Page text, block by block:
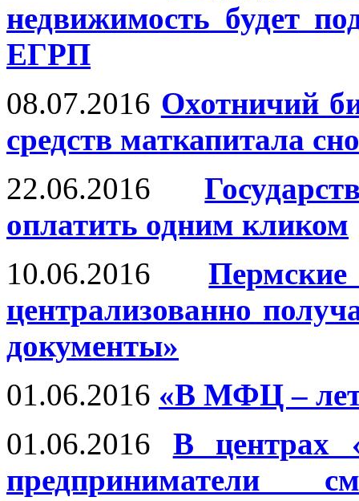
недвижимость будет
ЕГРП
08.07.2016 Охотничий
средств маткапитала
22.06.2016
оплатить одним кликом
10.06.2016
централизованно
документы»
01.06.2016 «В МФЦ –
01.06.2016
В центрах
предприниматели